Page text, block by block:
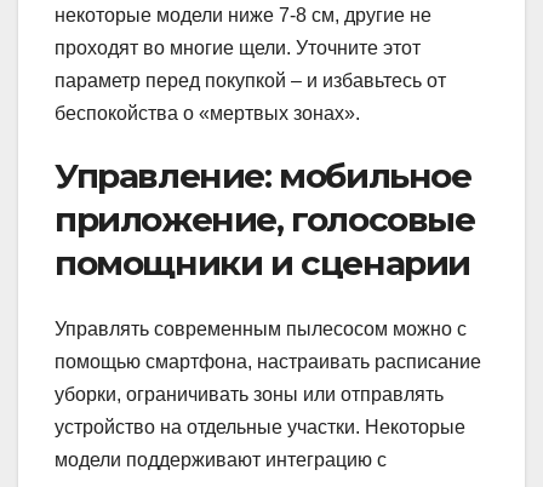
некоторые модели ниже 7-8 см, другие не
проходят во многие щели. Уточните этот
параметр перед покупкой – и избавьтесь от
беспокойства о «мертвых зонах».
Управление: мобильное
приложение, голосовые
помощники и сценарии
Управлять современным пылесосом можно с
помощью смартфона, настраивать расписание
уборки, ограничивать зоны или отправлять
устройство на отдельные участки. Некоторые
модели поддерживают интеграцию с